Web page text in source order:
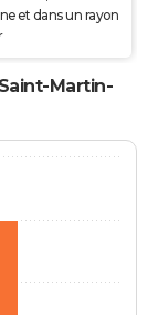
et dans un rayon
Martin-